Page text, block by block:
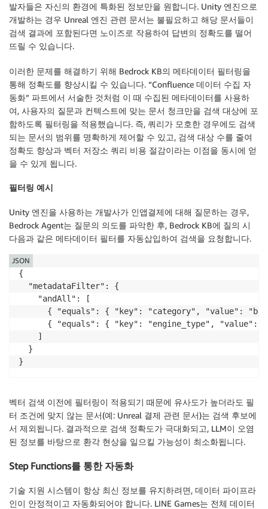
return event
def is_deprecated
    deprecated_keywords
= [
r'deprecated', r'deprecate', r'legacy',
r'삭제예정', r'삭제할', r'미사용',
r'archived' , r'hotfix' ,
r'임시'
]
    text
BeautifulSoup ( html_content , 'html.parser'
return
any ( re search ( pattern , text ) for pattern
def clean_html_content
    soup
= BeautifulSoup(html_content, 'html.parser'
# Confluence 매크로 태그 제거
for macro_tag in soup. find_all ([
'ac:structured-
        macro_tag
# 취소선 콘텐츠 제거 (더 이상 유효하지 않은 정보)
for tag in soup
        tag
.decompose()
# 코드 블록, 리스트, 테이블 구조 보존하여 텍스트 추출
발자들은 자신의 환경에 특화된 정보만을 원합니다. Unity 엔진으로
개발하는 경우 Unreal 엔진 관련 문서는 불필요하고 해당 문서들이
검색 결과에 포함된다면 노이즈로 작용하여 답변의 정확도를 떨어
뜨릴 수 있습니다.
이러한 문제를 해결하기 위해 Bedrock KB의 메타데이터 필터링을
통해 정확도를 향상시킬 수 있습니다. “Confluence 데이터 수집 자
동화” 파트에서 서술한 것처럼 이 때 수집된 메타데이터를 사용하
여, 사용자의 질문과 컨텍스트에 맞는 문서 청크만을 검색 대상에 포
함하도록 필터링을 적용했습니다. 즉, 쿼리가 모호한 경우에도 검색
되는 문서의 범위를 명확하게 제어할 수 있고, 검색 대상 수를 줄여
정확도 향상과 벡터 저장소 쿼리 비용 절감이라는 이점을 동시에 얻
을 수 있게 됩니다.
필터링 예시
Unity 엔진을 사용하는 개발사가 인앱결제에 대해 질문하는 경우,
Bedrock Agent는 질문의 의도를 파악한 후, Bedrock KB에 질의 시
다음과 같은 메타데이터 필터를 자동삽입하여 검색을 요청합니다.
{
  "metadataFilter": {
    "andAll": [
{ "equals": { "key": "category", "value":
{ "equals": { "key": "engine_type", "value":
    ]
  }
}
JSON
벡터 검색 이전에 필터링이 적용되기 때문에 유사도가 높더라도 필
터 조건에 맞지 않는 문서(예: Unreal 결제 관련 문서)는 검색 후보에
서 제외됩니다. 결과적으로 검색 정확도가 극대화되고, LLM이 오염
된 정보를 바탕으로 환각 현상을 일으킬 가능성이 최소화됩니다.
Step Functions를 통한 자동화
기술 지원 시스템이 항상 최신 정보를 유지하려면, 데이터 파이프라
인이 안정적이고 자동화되어야 합니다. LINE Games는 전체 데이터